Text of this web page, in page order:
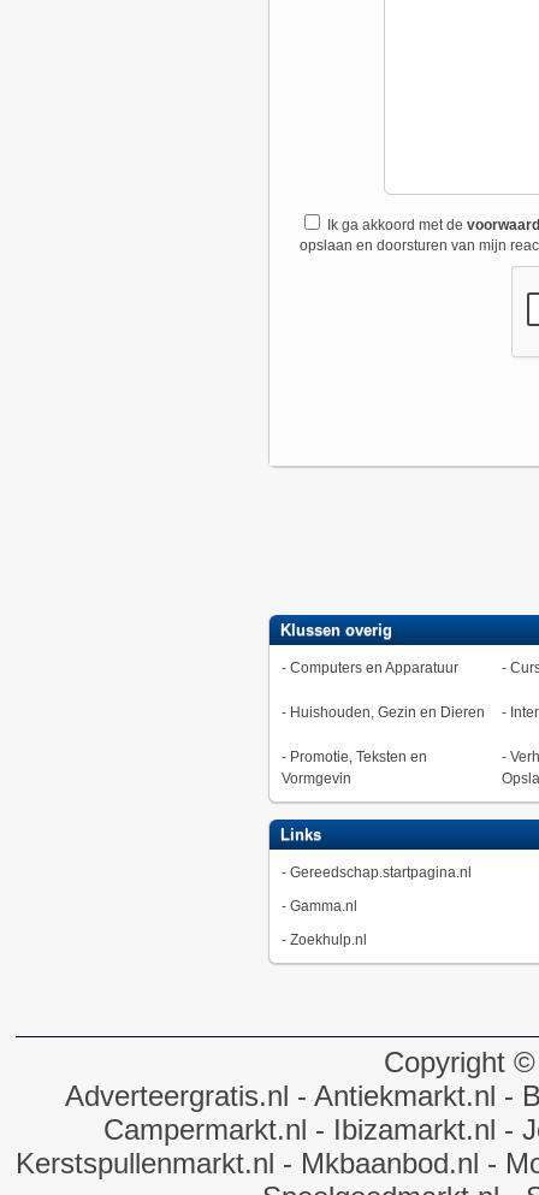
Ik ga akkoord met de
opslaan en doorsturen van mijn
Klussen overig
- Computers en Apparatuur -
- Huishouden, Gezin en Dieren -
- Promotie, Teksten en
Vormgevin
-
Opsla
Links
- Gereedschap.startpagina.nl
- Gamma.nl
- Zoekhulp.nl
Copyright
Adverteergratis.nl - Antiekmarkt.nl -
Campermarkt.nl - Ibizamarkt.nl -
Kerstspullenmarkt.nl - Mkbaanbod.nl -